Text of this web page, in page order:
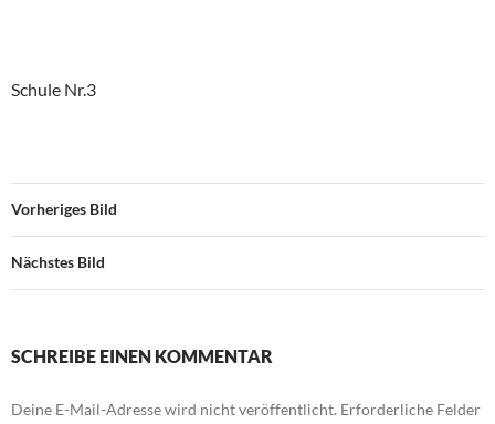
Schule Nr.3
Vorheriges Bild
Nächstes Bild
SCHREIBE EINEN KOMMENTAR
Deine E-Mail-Adresse wird nicht veröffentlicht. Erforderliche Felder